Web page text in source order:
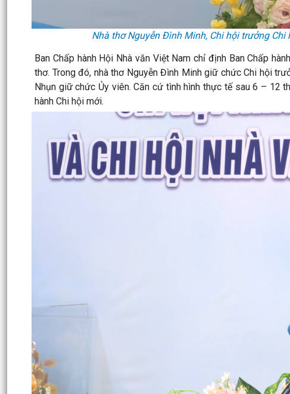
Nhà thơ Nguyễn Đình Minh, Chi hội trưởng
Ban Chấp hành Hội Nhà văn Việt Nam chỉ định Ban Chấp
thơ. Trong đó, nhà thơ Nguyễn Đình Minh giữ chức Chi hội
Nhụn giữ chức Ủy viên. Căn cứ tình hình thực tế sau 6 – 12
hành Chi hội mới.